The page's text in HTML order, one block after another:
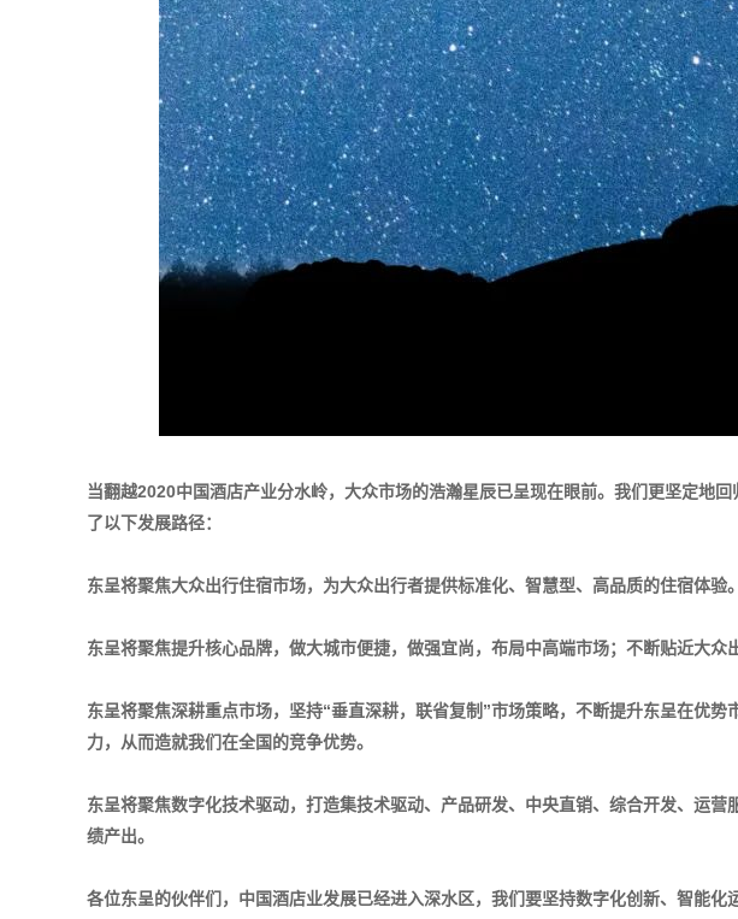
当翻越2020中国酒店产业分水岭，大众市场的浩瀚星辰已呈现在眼前。我们更坚定地
了以下发展路径：
东呈将聚焦大众出行住宿市场，为大众出行者提供标准化、智慧型、高品质的住宿体
东呈将聚焦提升核心品牌，做大城市便捷，做强宜尚，布局中高端市场；不断贴近大
东呈将聚焦深耕重点市场，坚持“垂直深耕，联省复制”市场策略，不断提升东呈在优
力，从而造就我们在全国的竞争优势。
东呈将聚焦数字化技术驱动，打造集技术驱动、产品研发、中央直销、综合开发、运
绩产出。
各位东呈的伙伴们，中国酒店业发展已经进入深水区，我们要坚持数字化创新、智能